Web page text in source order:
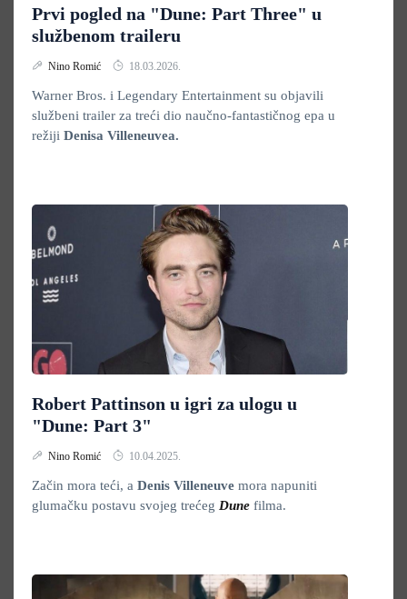
Prvi pogled na "Dune: Part Three" u
službenom traileru
Nino Romić 18.03.2026.
Warner Bros. i Legendary Entertainment su objavili
službeni trailer za treći dio naučno-fantastičnog epa u
režiji Denisa Villeneuvea.
Robert Pattinson u igri za ulogu u
"Dune: Part 3"
Nino Romić 10.04.2025.
Začin mora teći, a Denis Villeneuve mora napuniti
glumačku postavu svojeg trećeg Dune filma.